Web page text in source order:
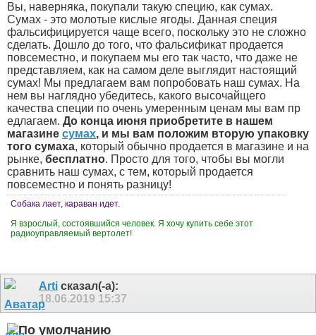
Вы, наверняка, покупали такую специю, как сумах.
Сумах - это молотые кислые ягоды. Данная специя
фальсифицируется чаще всего, поскольку это не сложно
сделать. Дошло до того, что фальсификат продается
повсеместно, и покупаем мы его так часто, что даже не
представляем, как на самом деле выглядит настоящий
сумах! Мы предлагаем вам попробовать наш сумах. На
нем вы наглядно убедитесь, какого высочайщего
качества специи по очень умеренным ценам мы вам пр
едлагаем. До конца июня приобретите в нашем
магазине сумах, и мы вам положим вторую упаковку
того сумаха, который обычно продается в магазине и на
рынке, бесплатно. Просто для того, чтобы вы могли
сравнить наш сумах, с тем, который продается
повсеместно и понять разницу!
Собака лает, караван идет.
Я взрослый, состоявшийся человек. Я хочу купить себе этот
радиоуправляемый вертолет!
Arti сказал(-а):
18.06.2019 15:37